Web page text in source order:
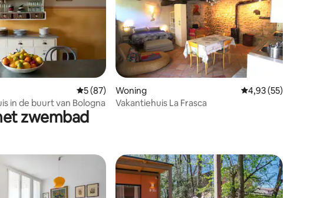
4,82 uit 5, 55 recensies
Gemiddelde beoordeling van 5 uit 5, 87 recensies
5 (87)
in de buurt van Bologna
Woning Gemiddelde
4,93 (55)
Vakantiehuis La Frasca
zwembad